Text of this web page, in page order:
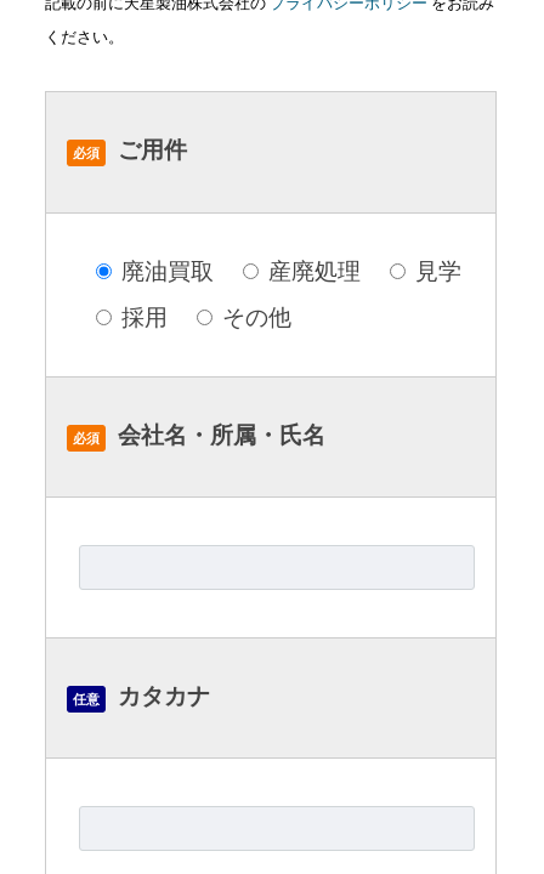
ください。
必須 ご用件
廃油買取 産廃処理
見学
採用
その他
必須 会社名・所属・氏名
任意 カタカナ